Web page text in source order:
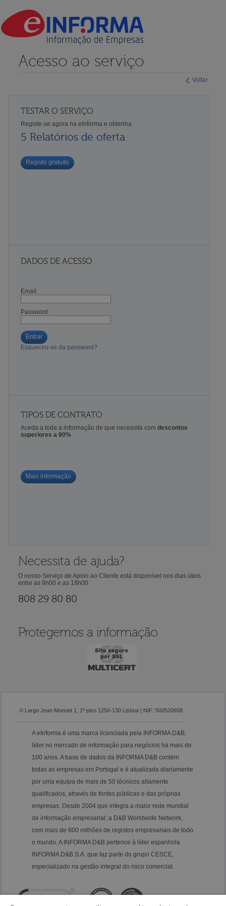
Voltar
Acesso ao serviço
TESTAR O SERVIÇO
Registe-se agora na eInforma e obtenha
5 Relatórios de oferta
Registo gratuito
DADOS DE ACESSO
Email:
Password:
Entrar
Esqueceu-se da password?
TIPOS DE CONTRATO
Aceda a toda a informação de que necessita com descontos
superiores a 90%
Mais informação
Necessita de ajuda?
O nosso Serviço de Apoio ao Cliente está disponível nos dias úteis
entre as 9h00 e as 18h00
808 29 80 80
Protegemos a informação
© Largo Jean Monnet 1, 1º piso 1250-130 Lisboa | NIF: 500520658
A eInforma é uma marca licenciada pela INFORMA D&B,
líder no mercado de informação para negócios há mais de
100 anos. A base de dados da INFORMA D&B contém
todas as empresas em Portugal e é atualizada diariamente
por uma equipa de mais de 50 técnicos altamente
qualificados, através de fontes públicas e das próprias
empresas. Desde 2004 que integra a maior rede mundial
de informação empresarial: a D&B Worldwide Network,
com mais de 600 milhões de registos empresariais de todo
o mundo. A INFORMA D&B pertence à líder espanhola
INFORMA D&B S.A. que faz parte do grupo CESCE,
especializado na gestão integral do risco comercial.